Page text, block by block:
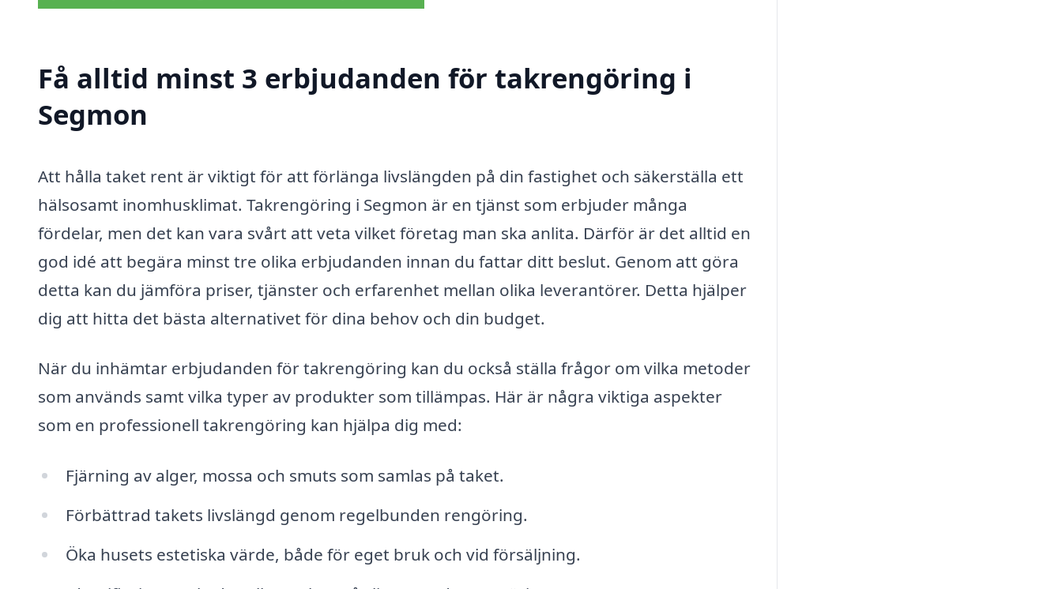
Få alltid minst 3 erbjudanden för takrengöring i
Segmon
Att hålla taket rent är viktigt för att förlänga livslängden på din fastighet och säkerställa ett
hälsosamt inomhusklimat. Takrengöring i Segmon är en tjänst som erbjuder många
fördelar, men det kan vara svårt att veta vilket företag man ska anlita. Därför är det alltid en
god idé att begära minst tre olika erbjudanden innan du fattar ditt beslut. Genom att göra
detta kan du jämföra priser, tjänster och erfarenhet mellan olika leverantörer. Detta hjälper
dig att hitta det bästa alternativet för dina behov och din budget.
När du inhämtar erbjudanden för takrengöring kan du också ställa frågor om vilka metoder
som används samt vilka typer av produkter som tillämpas. Här är några viktiga aspekter
som en professionell takrengöring kan hjälpa dig med:
Fjärning av alger, mossa och smuts som samlas på taket.
Förbättrad takets livslängd genom regelbunden rengöring.
Öka husets estetiska värde, både för eget bruk och vid försäljning.